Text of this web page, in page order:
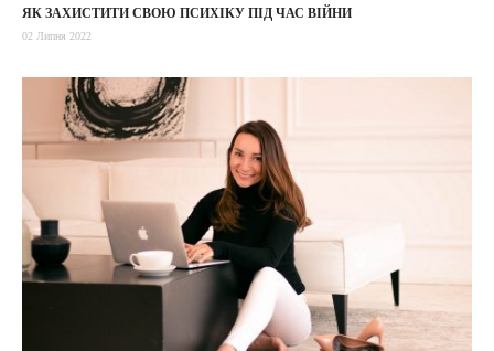
ЯК ЗАХИСТИТИ СВОЮ ПСИХІКУ ПІД ЧАС ВІЙНИ
02 Липня 2022